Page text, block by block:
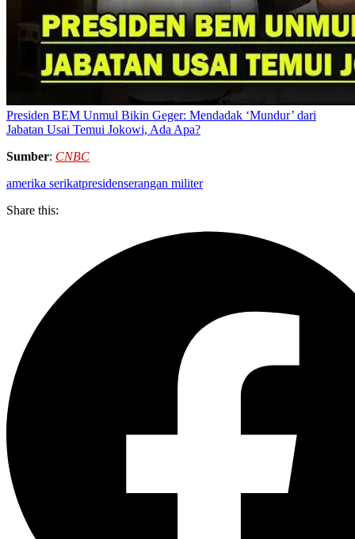
Presiden BEM Unmul Bikin Geger: Mendadak ‘Mundur’ dari
Jabatan Usai Temui Jokowi, Ada Apa?
Sumber: CNBC
amerika serikatpresidenserangan militer
Share this: